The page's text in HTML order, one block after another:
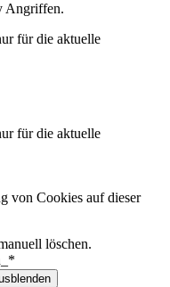
Angriffen.
für die aktuelle
für die aktuelle
von Cookies auf dieser
löschen.